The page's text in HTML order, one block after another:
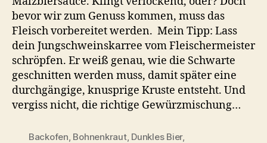
Sonntagsgericht
aus
Kärnten
bevor wir zum Genuss kommen, muss das
Fleisch vorbereitet werden. Mein Tipp: Lass
dein Jungschweinskarree vom Fleischermeister
schröpfen. Er weiß genau, wie die Schwarte
geschnitten werden muss, damit später eine
durchgängige, knusprige Kruste entsteht. Und
vergiss nicht, die richtige Gewürzmischung…
Backofen Bohnenkraut, Dunkles Bier,